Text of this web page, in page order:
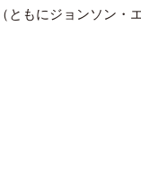
もにジョンソン・